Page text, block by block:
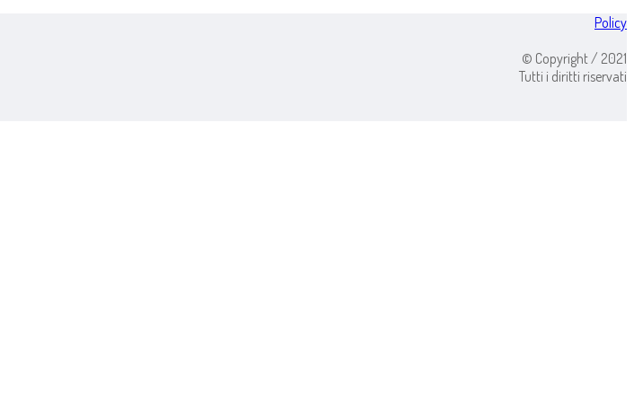
Policy
© Copyright / 2021
Tutti i diritti riservati